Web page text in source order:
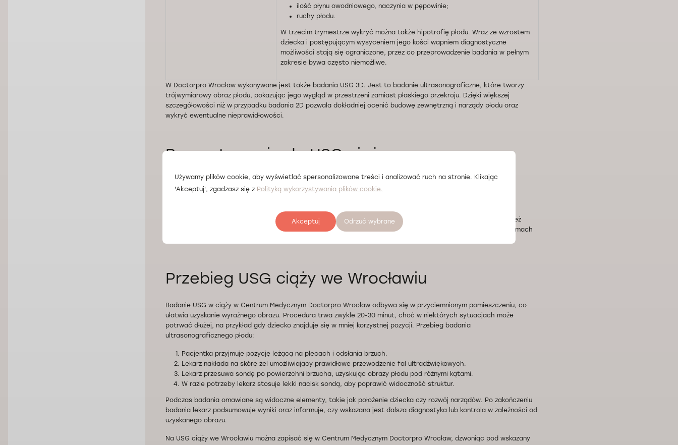
ilość płynu owodniowego, naczynia w pępowinie;
ruchy płodu.
W trzecim trymestrze wykryć można także hipotrofię płodu. Wraz ze wzrostem
dziecka i postępującym wysyceniem jego kości wapniem diagnostyczne
możliwości stają się ograniczone, przez co przeprowadzenie badania w pełnym
zakresie bywa często niemożliwe.
W Doctorpro Wrocław wykonywane jest także badania USG 3D. Jest to badanie ultrasonograficzne, które tworzy
trójwymiarowy obraz płodu, pokazując jego wygląd w przestrzeni zamiast płaskiego przekroju. Dzięki większej
szczegółowości niż w przypadku badania 2D pozwala dokładniej ocenić budowę zewnętrzną i narządy płodu oraz
wykryć ewentualne nieprawidłowości.
Przygotowanie do USG ciążowego
USG ciążowe zazwyczaj nie wymaga skomplikowanych przygotowań. Zaleca się przyjście na wizytę z pełnym
pęcherzem – ułatwia to uzyskanie wyraźnego obrazu struktur w miednicy mniejszej.
przebieg ciąży w szerszym kontekście klinicznym. Przed rozpoczęciem ginekologicznego USG dobrze jest również
poinformować lekarza o ewentualnych chorobach genetycznych, wadach anatomicznych lub istotnych problemach
Przebieg USG ciąży we Wrocławiu
Badanie USG w ciąży w Centrum Medycznym Doctorpro Wrocław odbywa się w przyciemnionym pomieszczeniu, co
ułatwia uzyskanie wyraźnego obrazu. Procedura trwa zwykle 20-30 minut, choć w niektórych sytuacjach może
potrwać dłużej, na przykład gdy dziecko znajduje się w mniej korzystnej pozycji. Przebieg badania
ultrasonograficznego płodu:
Pacjentka przyjmuje pozycję leżącą na plecach i odsłania brzuch.
Lekarz nakłada na skórę żel umożliwiający prawidłowe przewodzenie fal ultradźwiękowych.
Lekarz przesuwa sondę po powierzchni brzucha, uzyskując obrazy płodu pod różnymi kątami.
W razie potrzeby lekarz stosuje lekki nacisk sondą, aby poprawić widoczność struktur.
Podczas badania omawiane są widoczne elementy, takie jak położenie dziecka czy rozwój narządów. Po zakończeniu
badania lekarz podsumowuje wyniki oraz informuje, czy wskazana jest dalsza diagnostyka lub kontrola w zależności od
uzyskanego obrazu.
Na USG ciąży we Wrocławiu można zapisać się w Centrum Medycznym Doctorpro Wrocław, dzwoniąc pod wskazany
Używamy plików cookie, aby wyświetlać spersonalizowane treści i analizować ruch na stronie. Klikając
'Akceptuj', zgadzasz się z Polityką wykorzystywania plików cookie.
Akceptuj Odrzuć wybrane